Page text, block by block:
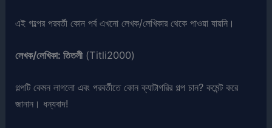
এই গল্পের পরবর্তী কোন পর্ব এখনো লেখক/লেখিকার থেকে পাওয়া যায়নি।
লেখক/লেখিকা: তিতলী(Titli2000)
গল্পটি কেমন লাগলো এবং পরবর্তীতে কোন ক্যাটাগরির গল্প চান? কমেন্ট করে
জানান। ধন্যবাদ!